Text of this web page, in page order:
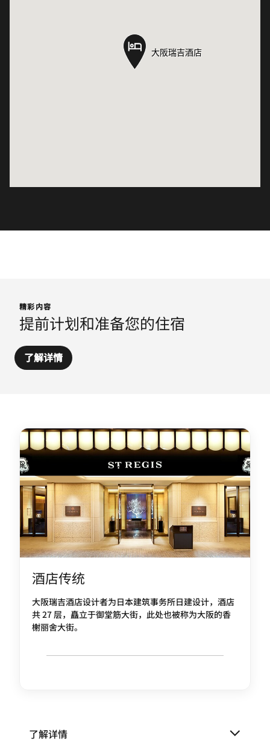
大阪瑞吉酒店
大阪瑞吉酒店
精彩内容
提前计划和准备您的住宿
了解详情
酒店传统
大阪瑞吉酒店设计者为日本建筑事务所日建设计，酒店
共 27 层，矗立于御堂筋大街，此处也被称为大阪的香
榭丽舍大街。
了解详情